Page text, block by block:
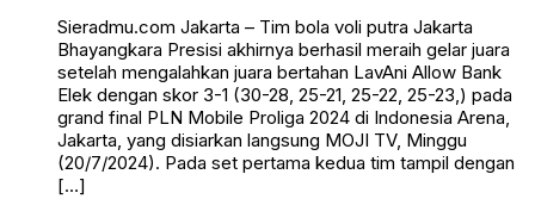
Sieradmu.com Jakarta – Tim bola voli putra Jakarta
Bhayangkara Presisi akhirnya berhasil meraih gelar juara
setelah mengalahkan juara bertahan LavAni Allow Bank
Elek dengan skor 3-1 (30-28, 25-21, 25-22, 25-23,) pada
grand final PLN Mobile Proliga 2024 di Indonesia Arena,
Jakarta, yang disiarkan langsung MOJI TV, Minggu
(20/7/2024). Pada set pertama kedua tim tampil dengan
[…]